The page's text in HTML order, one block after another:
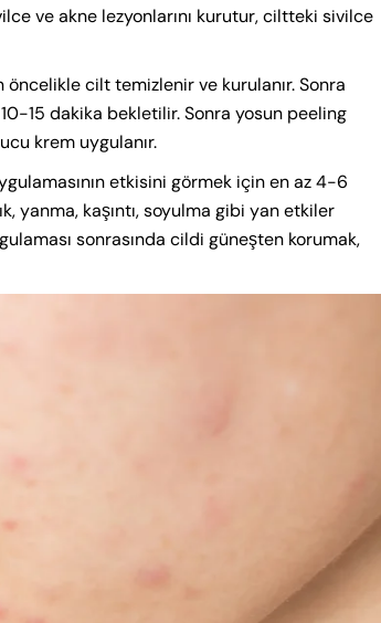
ve akne lezyonlarını kurutur, ciltteki sivilce
cilt temizlenir ve kurulanır. Sonra
15 dakika bekletilir. Sonra yosun peeling
krem uygulanır.
etkisini görmek için en az 4-6
yanma, kaşıntı, soyulma gibi yan etkiler
sonrasında cildi güneşten korumak,